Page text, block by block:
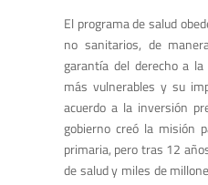
El programa de salud
no sanitarios, de
garantía del derecho a
más vulnerables y su
acuerdo a la inversión
gobierno creó la misión
primaria, pero tras 12
de salud y miles de